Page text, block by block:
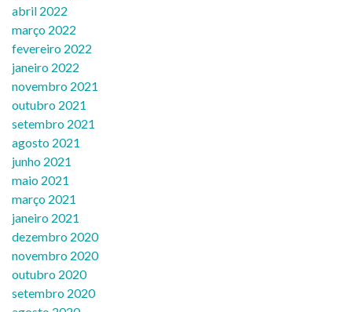
abril 2022
março 2022
fevereiro 2022
janeiro 2022
novembro 2021
outubro 2021
setembro 2021
agosto 2021
junho 2021
maio 2021
março 2021
janeiro 2021
dezembro 2020
novembro 2020
outubro 2020
setembro 2020